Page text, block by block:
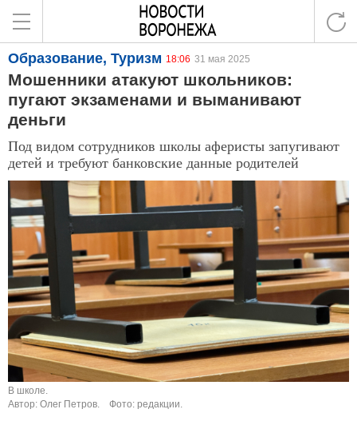
Образование, Туризм 18:06 31 мая 2025
Мошенники атакуют школьников:
пугают экзаменами и выманивают
деньги
Под видом сотрудников школы аферисты запугивают
детей и требуют банковские данные родителей
В школе.
Автор: Олег Петров.
Фото: редакции.